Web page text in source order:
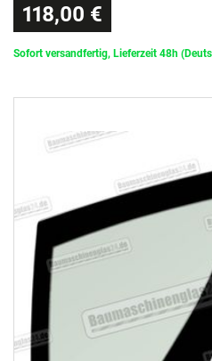
118,00 €
Sofort versandfertig, Lieferzeit 48h